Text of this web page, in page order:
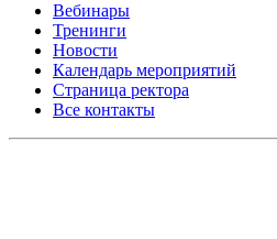
Вебинары
Тренинги
Новости
Календарь мероприятий
Страница ректора
Все контакты